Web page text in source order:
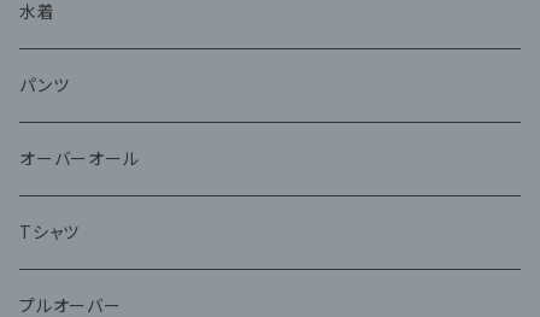
水着
パンツ
オーバーオール
Tシャツ
プルオーバー